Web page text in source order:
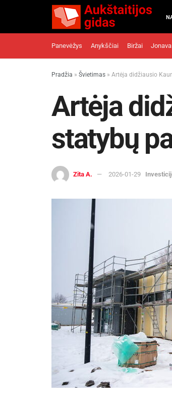
Panevėžys Anykščiai Biržai Jonava
Pradžia » Švietimas » Artėja didžiausio
Artėja
statybų
Zita A. 2026-01-29